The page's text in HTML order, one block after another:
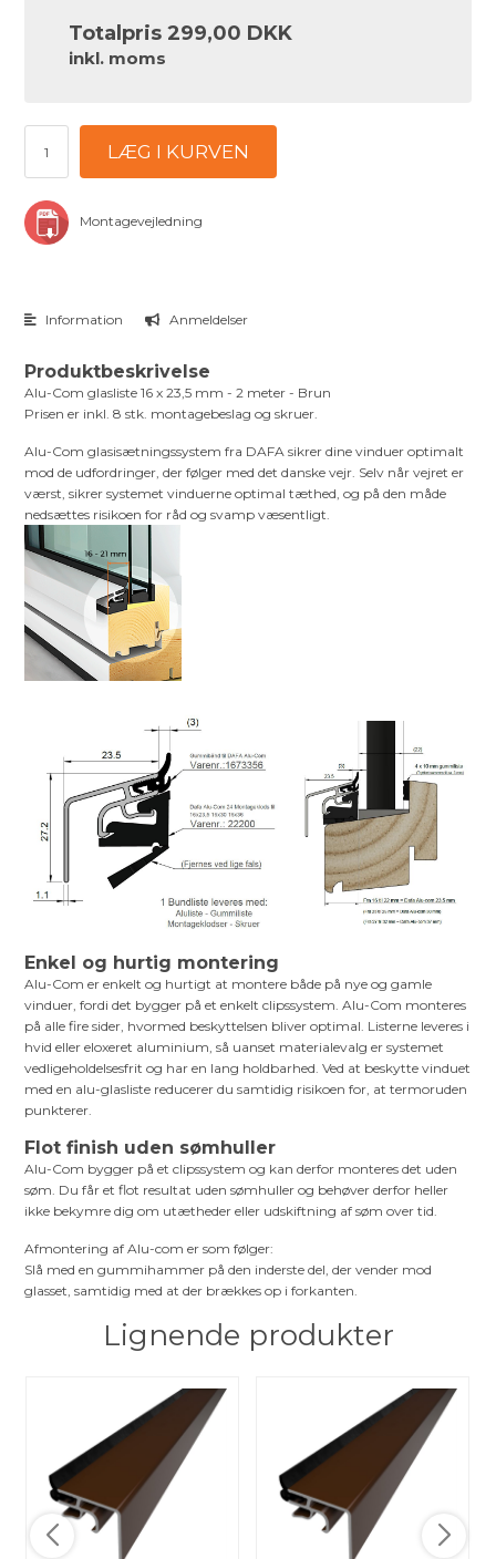
Totalpris 299,00 DKK
inkl. moms
LÆG I KURVEN
Montagevejledning
Information Anmeldelser
Produktbeskrivelse
Alu-Com glasliste 16 x 23,5 mm - 2 meter - Brun
Prisen er inkl. 8 stk. montagebeslag og skruer.
Alu-Com glasisætningssystem fra DAFA sikrer dine vinduer optimalt
mod de udfordringer, der følger med det danske vejr. Selv når vejret er
værst, sikrer systemet vinduerne optimal tæthed, og på den måde
nedsættes risikoen for råd og svamp væsentligt.
Enkel og hurtig montering
Alu-Com er enkelt og hurtigt at montere både på nye og gamle
vinduer, fordi det bygger på et enkelt clipssystem. Alu-Com monteres
på alle fire sider, hvormed beskyttelsen bliver optimal. Listerne leveres i
hvid eller eloxeret aluminium, så uanset materialevalg er systemet
vedligeholdelsesfrit og har en lang holdbarhed. Ved at beskytte vinduet
med en alu-glasliste reducerer du samtidig risikoen for, at termoruden
punkterer.
Flot finish uden sømhuller
Alu-Com bygger på et clipssystem og kan derfor monteres det uden
søm. Du får et flot resultat uden sømhuller og behøver derfor heller
ikke bekymre dig om utætheder eller udskiftning af søm over tid.
Afmontering af Alu-com er som følger:
Slå med en gummihammer på den inderste del, der vender mod
glasset, samtidig med at der brækkes op i forkanten.
Lignende produkter